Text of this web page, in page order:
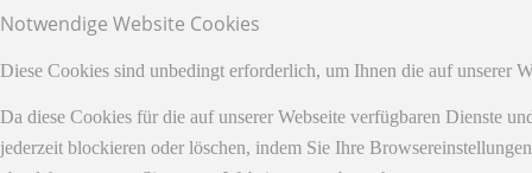
Notwendige Website Cookies
Diese Cookies sind unbedingt erforderlich, um Ihnen die auf unserer
Da diese Cookies für die auf unserer Webseite verfügbaren Dienste
jederzeit blockieren oder löschen, indem Sie Ihre